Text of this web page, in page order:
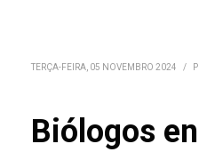
TERÇA-FEIRA, 05 NOVEMBRO 2024 /
Biólogos